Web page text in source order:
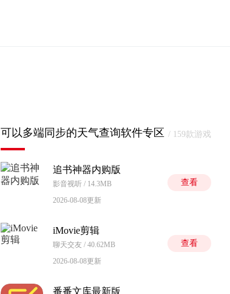
可以多端同步的天气查询软件专区 / 159款游戏
追书神器内购版
影音视听 / 14.3MB
2026-08-08更新
查看
iMovie剪辑
聊天交友 / 40.62MB
2026-08-08更新
查看
番番文库最新版